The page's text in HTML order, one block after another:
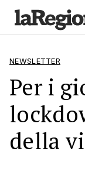
NEWSLETTER
Per i
della